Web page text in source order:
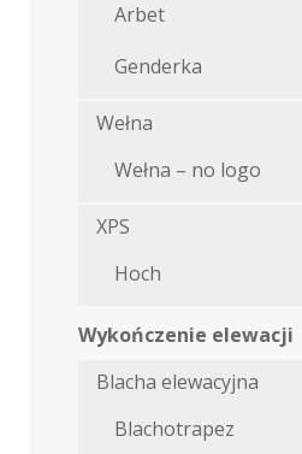
Arbet
Genderka
Wełna
Wełna – no logo
XPS
Hoch
Wykończenie elewacji
Blacha elewacyjna
Blachotrapez